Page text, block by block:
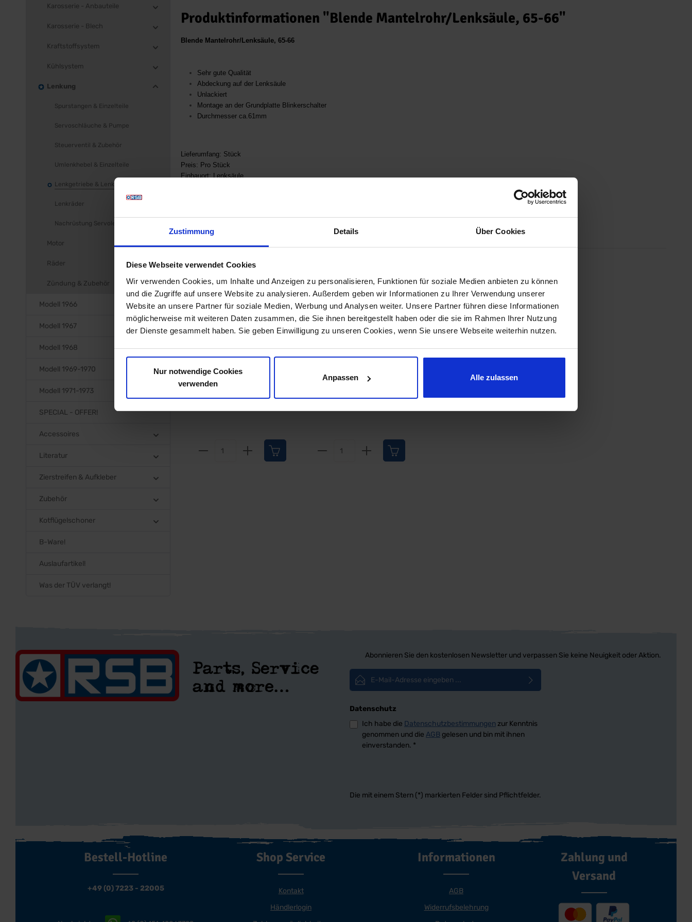
Zustimmung Details Über Cookies
Diese Webseite verwendet Cookies
Wir verwenden Cookies, um Inhalte und Anzeigen zu personalisieren, Funktionen für soziale Medien anbieten zu können
und die Zugriffe auf unsere Website zu analysieren. Außerdem geben wir Informationen zu Ihrer Verwendung unserer
Website an unsere Partner für soziale Medien, Werbung und Analysen weiter. Unsere Partner führen diese Informationen
möglicherweise mit weiteren Daten zusammen, die Sie ihnen bereitgestellt haben oder die sie im Rahmen Ihrer Nutzung
der Dienste gesammelt haben. Sie geben Einwilligung zu unseren Cookies, wenn Sie unsere Webseite weiterhin nutzen.
Nur notwendige Cookies
verwenden
Anpassen Alle zulassen
Karosserie - Anbauteile
Karosserie - Blech
Kraftstoffsystem
Kühlsystem
Lenkung
Spurstangen & Einzelteile
Servoschläuche & Pumpe
Steuerventil & Zubehör
Umlenkhebel & Einzelteile
Lenkgetriebe & Lenksäule
Lenkräder
Nachrüstung Servolenkung
Motor
Räder
Zündung & Zubehör
Modell 1966
Modell 1967
Modell 1968
Modell 1969-1970
Modell 1971-1973
SPECIAL - OFFER!
Accessoires
Literatur
Zierstreifen & Aufkleber
Zubehör
Kotflügelschoner
B-Ware!
Auslaufartikel!
Was der TÜV verlangt!
Produktinformationen "Blende Mantelrohr/Lenksäule, 65-66"
Blende Mantelrohr/Lenksäule, 65-66
Sehr gute Qualität
Abdeckung auf der Lenksäule
Unlackiert
Montage an der Grundplatte Blinkerschalter
Durchmesser ca.61mm
Lieferumfang: Stück
Preis: Pro Stück
Einbauort: Lenksäule
Zubehör-Artikel
Produktgalerie überspringen
Grundplatte
Blinkerschalter -
Prod.-Nr.: 708950
Grundplatte Blinkerschalter
- Lenksäule 65-66 Sehr
gute Qualität Gehäuse für
Aluminiumgussgehäuse
Einbauort: Lenksäule
84,95 €*
Produkt Anzahl: Gib den gewünschten Wert ein oder benutze die Schaltflächen um
Befestigungssatz
Blende an
Blinkerschalter, 65-
Prod.-Nr.: 708953
an Grundplatte
Blinkerschalter, 65-66 Sehr
Mantelrohr Inhalt: 2
6,99 €*
Produkt Anzahl: Gib den gewünschten Wert ein oder benutze
Paar
Abonnieren Sie den kostenlosen Newsletter und verpassen Sie keine Neuigkeit oder Aktion.
E-Mail-Adresse*
Datenschutz
Ich habe die Datenschutzbestimmungen zur Kenntnis
genommen und dieAGB gelesen und bin mit ihnen
einverstanden. *
Die mit einem Stern (*) markierten Felder sind Pflichtfelder.
Bestell-Hotline
+49 (0) 7223 - 22005
Shop Service
Kontakt
Händlerlogin
Informationen
AGB
Widerrufsbelehrung
Zahlung und
Versand